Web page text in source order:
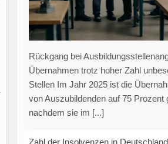
IWH-Insolvenztrend: Hohe Anzahl
Firmeninsolvenzen im Juli Das
für Wirtschaftsforschung Halle
veröffentlicht in seiner aktuellen
nahezu konstante Anzahl an